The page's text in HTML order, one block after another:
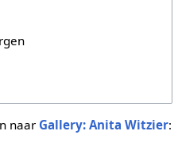
naar Gallery: Anita Witzier: